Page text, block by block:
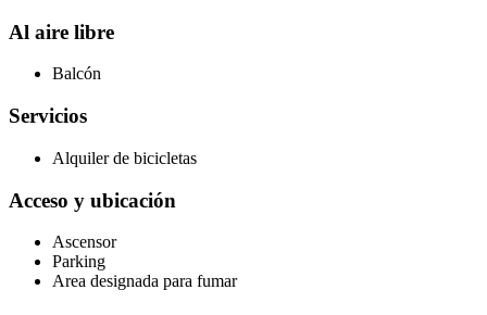
Al aire libre
Balcón
Servicios
Alquiler de bicicletas
Acceso y ubicación
Ascensor
Parking
Area designada para fumar